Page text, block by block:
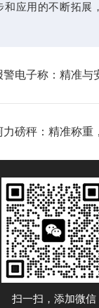
和应用的不断拓展
警电子称：精准与
力磅秤：精准称重
扫一扫，添加微信